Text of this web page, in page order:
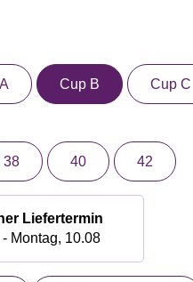
Cup B Cup C
38 40 42
Liefertermin
Montag, 10.08